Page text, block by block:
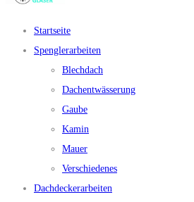
Startseite
Spenglerarbeiten
Blechdach
Dachentwässerung
Gaube
Kamin
Mauer
Verschiedenes
Dachdeckerarbeiten